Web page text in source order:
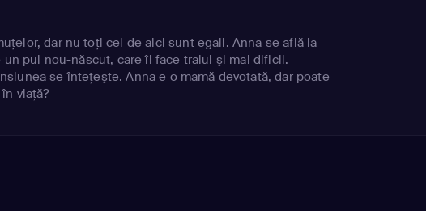
dar nu toţi cei de aici sunt egali. Anna se află la
pui nou-născut, care îi face traiul şi mai dificil.
se înteţeşte. Anna e o mamă devotată, dar poate
viaţă?